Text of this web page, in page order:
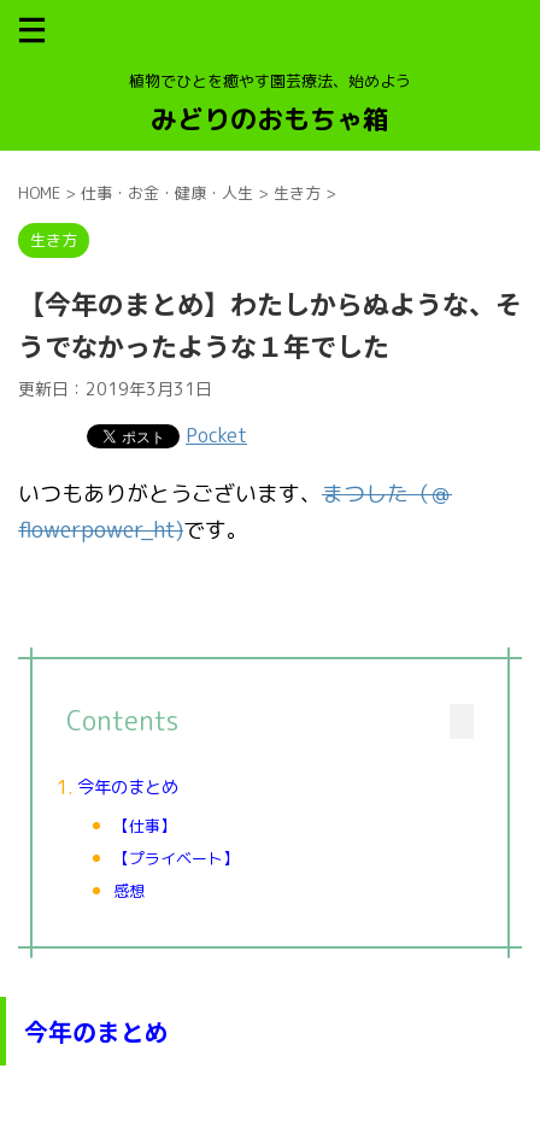
植物でひとを癒やす園芸療法、始めよう
みどりのおもちゃ箱
HOME > 仕事・お金・健康・人生 > 生き方 >
生き方
【今年のまとめ】わたしからぬような、そ
うでなかったような１年でした
更新日： 2019年3月31日
Pocket
いつもありがとうございます、 まつした（＠
flowerpower_ht)です。
Contents
今年のまとめ
【仕事】
【プライベート】
感想
今年のまとめ